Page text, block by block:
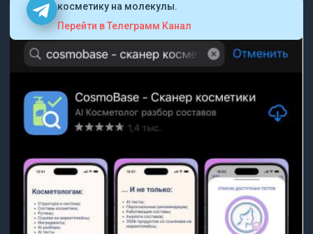
косметику на молекулы.
Перейти в Телеграмм Канал